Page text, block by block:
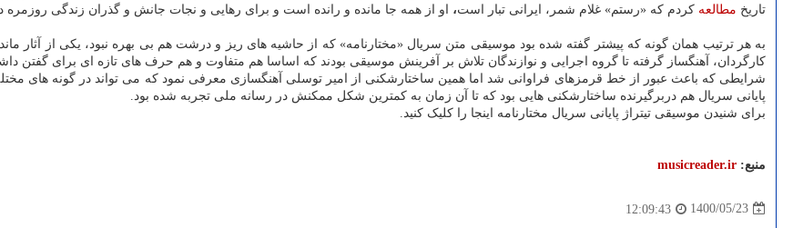
تاریخ مطالعه کردم که «رستم» غلام شمر، ایرانی تبار است، او از همه جا مانده و رانده است و برای رهایی و نجات جانش و گذران زندگی
به هر ترتیب همان گونه که پیشتر گفته شده بود موسیقی متن سریال «مختارنامه» که از حاشیه های ریز و درشت هم بی بهره نبود، یکی از آثار
کارگردان، آهنگساز گرفته تا گروه اجرایی و نوازندگان تلاش بر آفرینش موسیقی بودند که اساسا هم متفاوت و هم حرف های تازه ای برای گفتن
شرایطی که باعث عبور از خط قرمزهای فراوانی شد اما همین ساختارشکنی از امیر توسلی آهنگسازی معرفی نمود که می تواند در گونه های
پایانی سریال هم دربرگیرنده ساختارشکنی هایی بود که تا آن زمان به کمترین شکل ممکنش در رسانه ملی تجربه شده بود.
برای شنیدن موسیقی تیتراژ پایانی سریال مختارنامه اینجا را کلیک کنید.
منبع: musicreader.ir
1400/05/23
12:09:43